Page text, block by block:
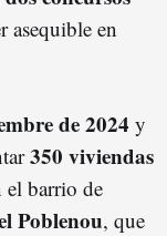
asequible en
de 2024 y
350 viviendas
el barrio de
Poblenou, que